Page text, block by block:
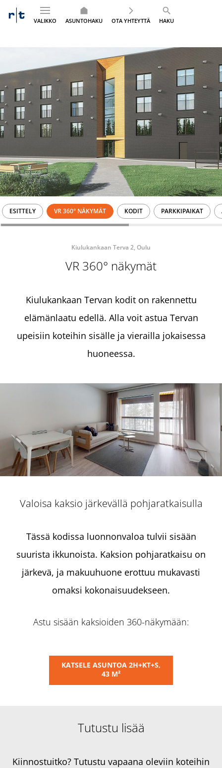
VALIKKO ASUNTOHAKU OTA YHTEYTTÄ HAKU
ESITTELY VR 360° NÄKYMÄT KODIT PARKKIPAIKAT
Kiulukankaan Terva 2, Oulu
VR 360° näkymät
Kiulukankaan Tervan kodit on rakennettu
elämänlaatu edellä. Alla voit astua Tervan
upeisiin koteihin sisälle ja vierailla jokaisessa
huoneessa.
Valoisa kaksio järkevällä pohjaratkaisulla
Tässä kodissa luonnonvaloa tulvii sisään
suurista ikkunoista. Kaksion pohjaratkaisu on
järkevä, ja makuuhuone erottuu mukavasti
omaksi kokonaisuudekseen.
Astu sisään kaksioiden 360-näkymään:
KATSELE ASUNTOA 2H+KT+S,
43 M²
Tutustu lisää
Kiinnostuitko? Tutustu vapaana oleviin koteihin